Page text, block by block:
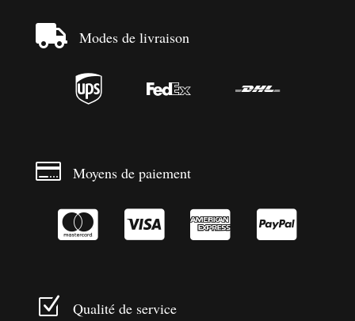
 Modes de livraison
  
 Moyens de paiement
   
Z Qualité de service